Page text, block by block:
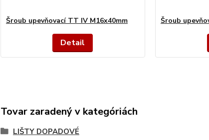
Šroub upevňovací TT IV M16x40mm
Detail
Šroub
Tovar zaradený v kategóriách
LIŠTY DOPADOVÉ